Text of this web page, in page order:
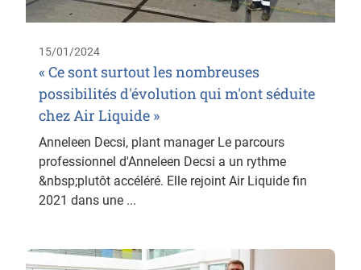
15/01/2024
« Ce sont surtout les nombreuses
possibilités d'évolution qui m'ont séduite
chez Air Liquide »
Anneleen Decsi, plant manager Le parcours
professionnel d'Anneleen Decsi a un rythme
&nbsp;plutôt accéléré. Elle rejoint Air Liquide fin
2021 dans une ...